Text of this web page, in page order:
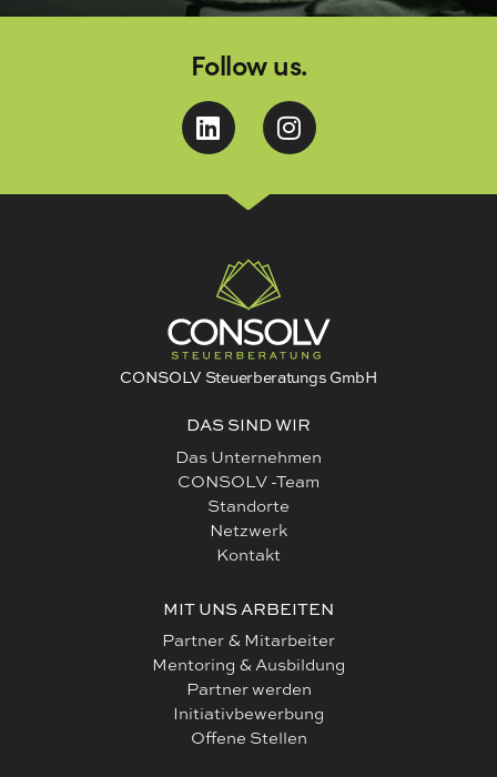
Follow us.
CONSOLV Steuerberatungs GmbH
DAS SIND WIR
Das Unternehmen
CONSOLV -Team
Standorte
Netzwerk
Kontakt
MIT UNS ARBEITEN
Partner & Mitarbeiter
Mentoring & Ausbildung
Partner werden
Initiativbewerbung
Offene Stellen